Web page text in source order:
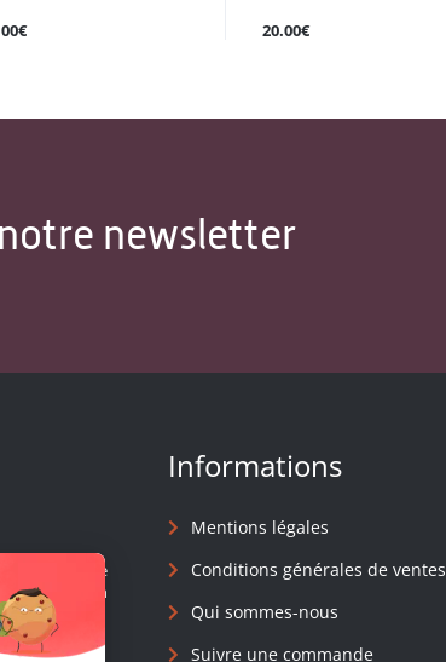
20.00€
newsletter
de l'Homme
en
Informations
Mentions légales
Conditions générales de ventes
Qui sommes-nous
Suivre une commande